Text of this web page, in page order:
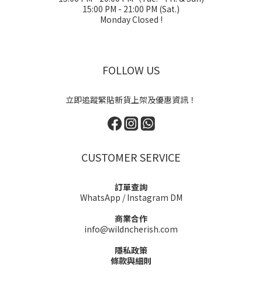
15:00 PM - 21:00 PM (Sat.)
Monday Closed !
FOLLOW US
立即追蹤緊貼新貨上架及優惠資訊！
CUSTOMER SERVICE
訂單查詢
WhatsApp /Instagram DM
商業合作
info@wildncherish.com
隱私政策
條款與細則